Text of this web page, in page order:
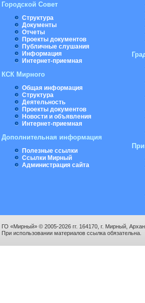
Городской Совет
Структура
Документы
Отчеты
Проекты документов
Публичные слушания
Информация
Интернет-приемная
КСК Мирного
Общая информация
Структура
Деятельность
Проекты документов
Новости и объявления
Интернет-приемная
Дополнительная информация
Полезные ссылки
Ссылки Мирный
Администрация сайта
ГО «Мирный» © 2005-2026 гг. 164170, г. Мирный,
При использовании материалов ссылка обязательна.